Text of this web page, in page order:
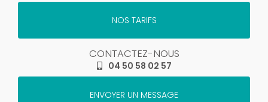
NOS TARIFS
CONTACTEZ-NOUS
04 50 58 02 57
ENVOYER UN MESSAGE